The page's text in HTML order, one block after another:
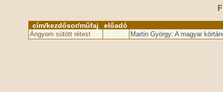
cím/kezdősor/műfaj előadó
Ángyom sütött rétest Martin György: A magyar